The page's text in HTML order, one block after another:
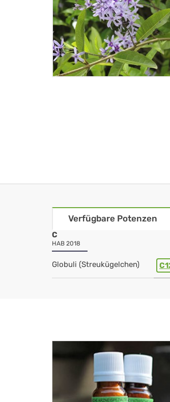
Verfügbare Potenzen
C
HAB 2018
Globuli (Streukügelchen)